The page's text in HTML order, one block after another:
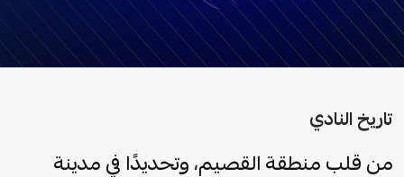
تاريخ النادي
من قلب منطقة القصيم، وتحديدًا في مدينة